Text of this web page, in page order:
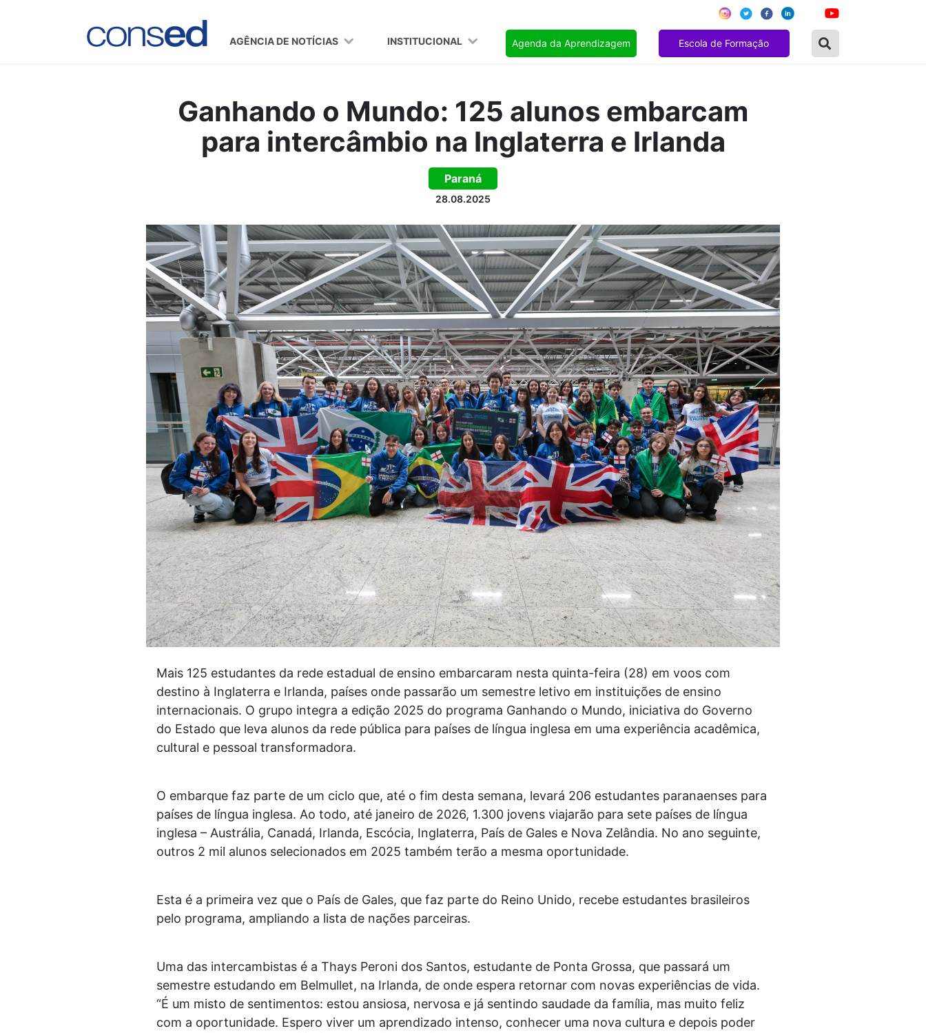
AGÊNCIA DE NOTÍCIAS INSTITUCIONAL Agenda da Aprendizagem Escola de Formação
Ganhando o Mundo: 125 alunos embarcam
para intercâmbio na Inglaterra e Irlanda
Paraná
28.08.2025
Mais 125 estudantes da rede estadual de ensino embarcaram nesta quinta-feira (28) em voos com
destino à Inglaterra e Irlanda, países onde passarão um semestre letivo em instituições de ensino
internacionais. O grupo integra a edição 2025 do programa Ganhando o Mundo, iniciativa do Governo
do Estado que leva alunos da rede pública para países de língua inglesa em uma experiência acadêmica,
cultural e pessoal transformadora.
O embarque faz parte de um ciclo que, até o fim desta semana, levará 206 estudantes paranaenses para
países de língua inglesa. Ao todo, até janeiro de 2026, 1.300 jovens viajarão para sete países de língua
inglesa – Austrália, Canadá, Irlanda, Escócia, Inglaterra, País de Gales e Nova Zelândia. No ano seguinte,
outros 2 mil alunos selecionados em 2025 também terão a mesma oportunidade.
Esta é a primeira vez que o País de Gales, que faz parte do Reino Unido, recebe estudantes brasileiros
pelo programa, ampliando a lista de nações parceiras.
Uma das intercambistas é a Thays Peroni dos Santos, estudante de Ponta Grossa, que passará um
semestre estudando em Belmullet, na Irlanda, de onde espera retornar com novas experiências de vida.
“É um misto de sentimentos: estou ansiosa, nervosa e já sentindo saudade da família, mas muito feliz
com a oportunidade. Espero viver um aprendizado intenso, conhecer uma nova cultura e depois poder